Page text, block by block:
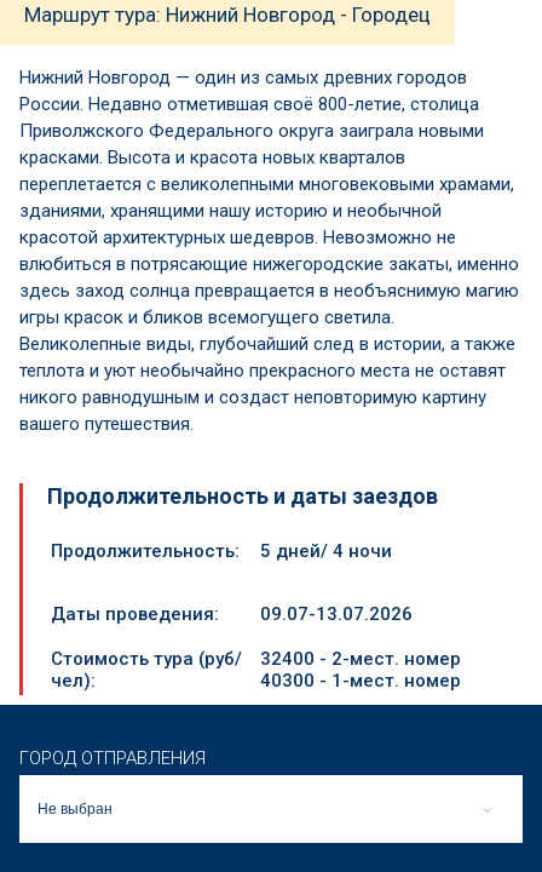
Маршрут тура: Нижний Новгород - Городец
Нижний Новгород — один из самых древних городов
России. Недавно отметившая своё 800-летие, столица
Приволжского Федерального округа заиграла новыми
красками. Высота и красота новых кварталов
переплетается с великолепными многовековыми храмами,
зданиями, хранящими нашу историю и необычной
красотой архитектурных шедевров. Невозможно не
влюбиться в потрясающие нижегородские закаты, именно
здесь заход солнца превращается в необъяснимую магию
игры красок и бликов всемогущего светила.
Великолепные виды, глубочайший след в истории, а также
теплота и уют необычайно прекрасного места не оставят
никого равнодушным и создаст неповторимую картину
вашего путешествия.
Продолжительность и даты заездов
Продолжительность: 5 дней/ 4 ночи
Даты проведения: 09.07-13.07.2026
Стоимость тура (руб/
чел):
32400 - 2-мест. номер
40300 - 1-мест. номер
ГОРОД ОТПРАВЛЕНИЯ
Не выбран